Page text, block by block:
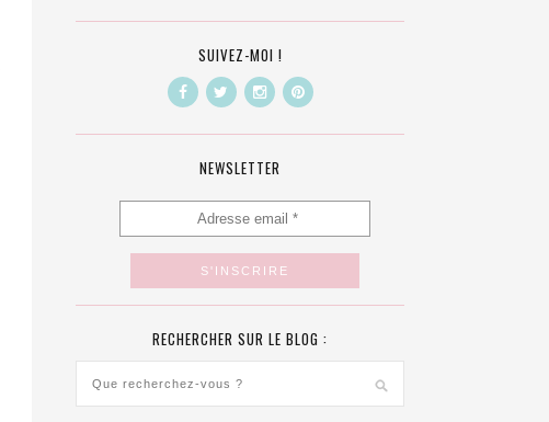
SUIVEZ-MOI !
NEWSLETTER
RECHERCHER SUR LE BLOG :